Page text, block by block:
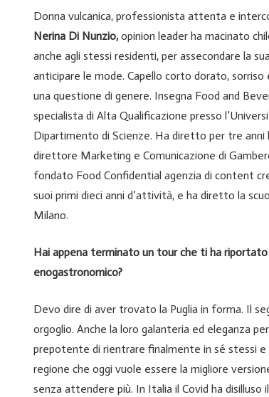
Donna vulcanica, professionista attenta e
Nerina Di Nunzio, opinion leader ha macinato
anche agli stessi residenti, per assecondare la
anticipare le mode. Capello corto dorato,
una questione di genere. Insegna Food and
specialista di Alta Qualificazione presso
Dipartimento di Scienze. Ha diretto per tre
direttore Marketing e Comunicazione di
fondato Food Confidential agenzia di content
suoi primi dieci anni d’attività, e ha diretto la
Milano.
Hai appena terminato un tour che ti ha
enogastronomico?
Devo dire di aver trovato la Puglia in forma. Il
orgoglio. Anche la loro galanteria ed eleganza
prepotente di rientrare finalmente in sé stessi e
regione che oggi vuole essere la migliore
senza attendere più. In Italia il Covid ha